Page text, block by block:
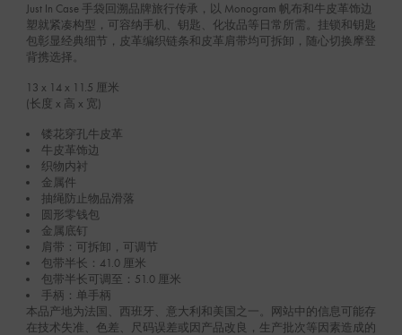
Just In Case 手袋回溯品牌旅行传承，以 Monogram 帆布和牛皮革饰边
塑就紧凑构型，可容纳手机、钥匙、化妆品等日常所需。挂锁和钥匙
包彰显经典细节，皮革编织链条和皮革肩带均可拆卸，随心切换摩登
背携选择。
13 x 14 x 11.5 厘米
(长度 x 高 x 宽)
镂花穿孔牛皮革
牛皮革饰边
织物内衬
金属件
抽绳防止物品滑落
圆形零钱包
金属底钉
肩带：可拆卸，可调节
包带半长：41.0 厘米
包带半长可调至：51.0 厘米
手柄：单手柄
本品产地为法国、西班牙、意大利和美国之一。网站中的信息可能存
在技术失准、色差、尺码误差或因产品改良，生产批次等因素造成的